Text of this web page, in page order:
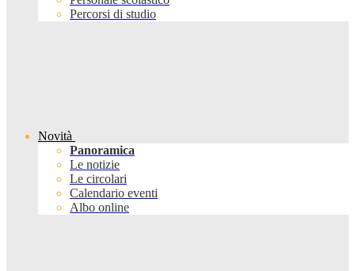
Percorsi di studio
Novità
Panoramica
Le notizie
Le circolari
Calendario eventi
Albo online